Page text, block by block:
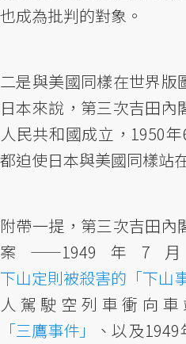
也成為批判的對象。
二是與美國同樣在世界版
日本來說，第三次吉田
人民共和國成立，1950
都迫使日本與美國同樣站
附帶一提，第三次吉田內
案——1949年7
下山定則被殺害的「下山事
人駕駛空列車衝向
「三鷹事件」
、以及